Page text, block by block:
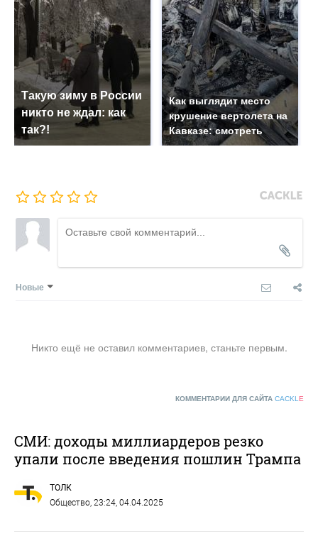
Такую зиму в России
никто не ждал: как
так?!
Как выглядит место
крушение вертолета на
Кавказе: смотреть
Новые
Никто ещё не оставил комментариев, станьте первым.
КОММЕНТАРИИ ДЛЯ САЙТА CACKL E
СМИ: доходы миллиардеров резко
упали после введения пошлин Трампа
ТОЛК
Общество , 23:24, 04.04.2025